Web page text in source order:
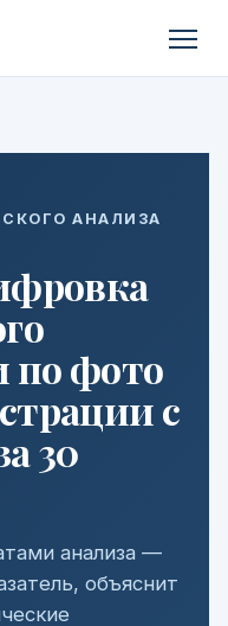
АНАЛИЗА
по фото
с
30
анализа —
объяснит